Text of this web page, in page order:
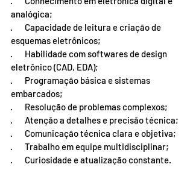
analógica;
·       Capacidade de leitura e criação de
esquemas eletrônicos;
·       Habilidade com softwares de design
eletrônico (CAD, EDA);
·       Programação básica e sistemas
embarcados;
·       Resolução de problemas complexos;
·       Atenção a detalhes e precisão técnica;
·       Comunicação técnica clara e objetiva;
·       Trabalho em equipe multidisciplinar;
·       Curiosidade e atualização constante.